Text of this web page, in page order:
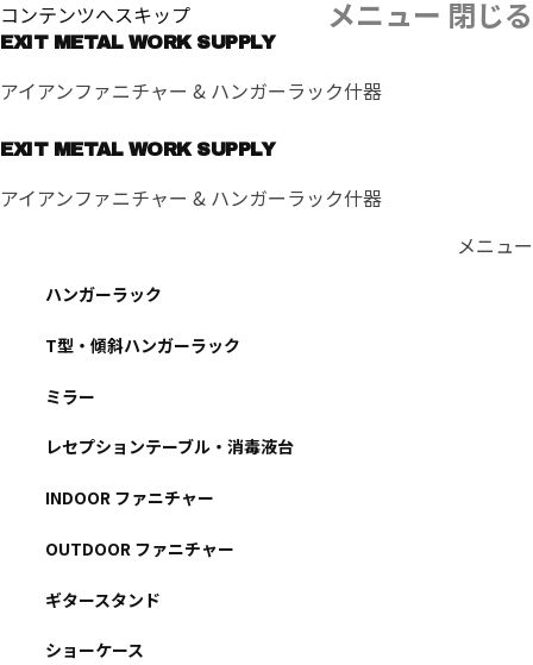
コンテンツへスキップ メニュー 閉じる
EXIT METAL WORK SUPPLY
アイアンファニチャー & ハンガーラック什器
EXIT METAL WORK SUPPLY
アイアンファニチャー & ハンガーラック什器
メニュー
ハンガーラック
T型・傾斜ハンガーラック
ミラー
レセプションテーブル・消毒液台
INDOOR ファニチャー
OUTDOOR ファニチャー
ギタースタンド
ショーケース